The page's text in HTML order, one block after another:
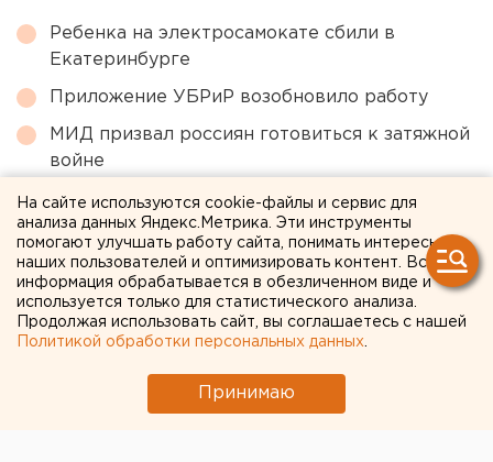
Ребенка на электросамокате сбили в
Екатеринбурге
Приложение УБРиР возобновило работу
МИД призвал россиян готовиться к затяжной
войне
Исторический центр Оренбурга застроят по
КРТ, а история с небоскребами — на паузе
Участок с челябинским элеватором выставят
на аукцион по КРТ в этом году
На сайте используются cookie-файлы и сервис для
анализа данных Яндекс.Метрика. Эти инструменты
помогают улучшать работу сайта, понимать интересы
наших пользователей и оптимизировать контент. Вся
информация обрабатывается в обезличенном виде и
используется только для статистического анализа.
Продолжая использовать сайт, вы соглашаетесь с нашей
Политикой обработки персональных данных
Принимаю